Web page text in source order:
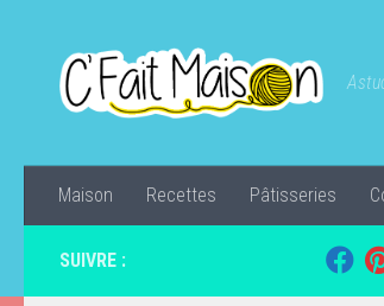
Maison Recettes Pâtisseries
SUIVRE :